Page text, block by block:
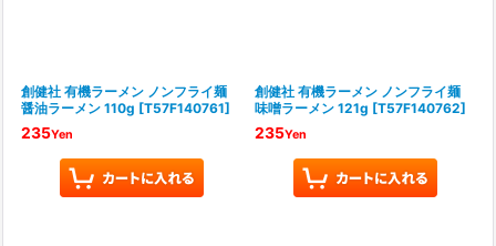
創健社 有機ラーメン ノンフライ麺
醤油ラーメン 110g [T57F140761]
235Yen
創健社 有機ラーメン ノンフライ麺
味噌ラーメン 121g [T57F140762]
235Yen